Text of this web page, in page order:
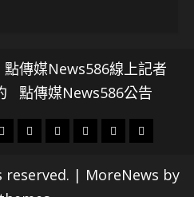
點傳媒News586線上記者
點傳媒News586公告
專
娛
影
政
國
運
生
| MoreNews by